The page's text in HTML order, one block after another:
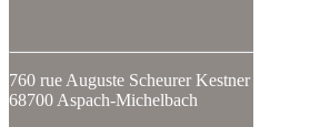
760 rue Auguste Scheurer Kestner
68700 Aspach-Michelbach